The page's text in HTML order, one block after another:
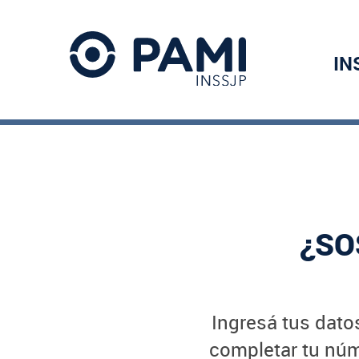
Ingresá tus
completar tu